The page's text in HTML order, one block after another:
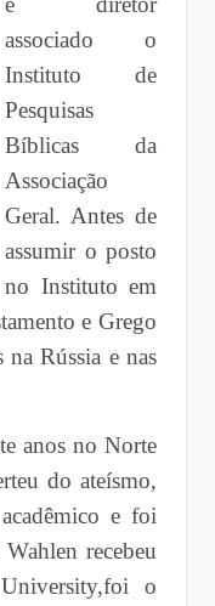
associado o
Instituto de
Pesquisas
Bíblicas da
Associação
Geral. Antes de
assumir o posto
no Instituto em
e Grego
Rússia e nas
anos no Norte
do ateísmo,
e foi
recebeu
o